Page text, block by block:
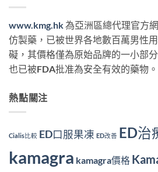
www.kmg.hk為亞洲區總代理官方網
仿製藥，已被世界各地數百萬男性
礙，其價格僅為原始品牌的一小部
也已被FDA批准為安全有效的藥物。
熱點關注
Cialis比較 ED口服果凍 ED改善 ED治
kamagra kamagra價格